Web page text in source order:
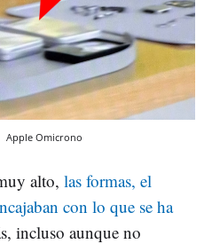
Apple Omicrono
alto, las formas, el
con lo que se ha
incluso aunque no